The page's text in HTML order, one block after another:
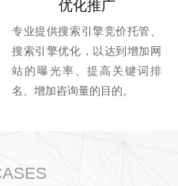
优化推广
专业提供搜索引擎竞价托管、
搜索引擎优化，以达到增加网
站的曝光率、提高关键词排
名、增加咨询量的目的。